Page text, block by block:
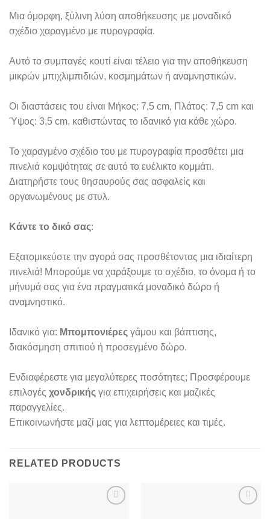
Μια όμορφη, ξύλινη λύση αποθήκευσης με μοναδικό
σχέδιο χαραγμένο με πυρογραφία.
Αυτό το συμπαγές κουτί είναι τέλειο για την αποθήκευση
μικρών μπιχλιμπιδιών, κοσμημάτων ή αναμνηστικών.
Οι διαστάσεις του είναι Μήκος: 7,5 cm, Πλάτος: 7,5 cm και
Ύψος: 3,5 cm, καθιστώντας το ιδανικό για κάθε χώρο.
Το χαραγμένο σχέδιο του με πυρογραφία προσθέτει μια
πινελιά κομψότητας σε αυτό το ευέλικτο κομμάτι.
Διατηρήστε τους θησαυρούς σας ασφαλείς και
οργανωμένους με στυλ.
Κάντε το δικό σας:
Εξατομικεύστε την αγορά σας προσθέτοντας μια ιδιαίτερη
πινελιά! Μπορούμε να χαράξουμε το σχέδιο, το όνομα ή το
μήνυμά σας για ένα πραγματικά μοναδικό δώρο ή
αναμνηστικό.
Ιδανικό για: Μπομπονιέρες γάμου και βάπτισης,
διακόσμηση σπιτιού ή προσεγμένο δώρο.
Ενδιαφέρεστε για μεγαλύτερες ποσότητες; Προσφέρουμε
επιλογές χονδρικής για επιχειρήσεις και μαζικές
παραγγελίες.
Επικοινωνήστε μαζί μας για λεπτομέρειες και τιμές.
RELATED PRODUCTS